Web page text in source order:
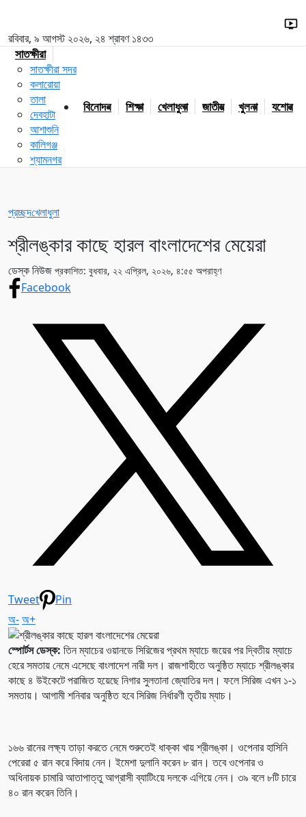
রবিবার, ৯ আগস্ট ২০২৬, ২৪ শ্রাবণ ১৪৩৩
সাতক্ষীরা
সাতক্ষীরা সদর
কলারোয়া
তালা
দেবহাটা
আশাশুনি
কালিগঞ্জ
শ্যামনগর
বিনোদন শিক্ষা খেলাধুলা জাতীয় খুলনা যশোর
প্রচ্ছদখেলাধুলা
শ্রীলঙ্কার কাছে হারল বাংলাদেশের মেয়েরা
ডেস্ক নিউজ প্রকাশিত: বুধবার, ২২ এপ্রিল, ২০২৬, ৪:৫৫ অপরাহ্ণ
Facebook
Tweet
Pin
অ-অ+
স্পোর্টস ডেস্ক: তিন ম্যাচের ওয়ানডে সিরিজের প্রথম ম্যাচে জয়ের পর দ্বিতীয় ম্যাচে
হেরে সমতায় নেমে এসেছে বাংলাদেশ নারী দল। রাজশাহীতে অনুষ্ঠিত ম্যাচে শ্রীলঙ্কার
কাছে ৪ উইকেটে পরাজিত হয়েছে নিগার সুলতানা জ্যোতির দল। ফলে সিরিজ এখন ১-১
সমতায়। আগামী শনিবার অনুষ্ঠিত হবে সিরিজ নির্ধারণী তৃতীয় ম্যাচ।
১৬৬ রানের লক্ষ্য তাড়া করতে নেমে শুরুতেই ধাক্কা খায় শ্রীলঙ্কা। ওপেনার হাসিনি
পেরেরা ৫ রান করে বিদায় নেন। ইমেশা দুলানি করেন ৮ রান। তবে ওপেনার ও
অধিনায়ক চামারি আতাপাত্তু আগ্রাসী ব্যাটিংয়ে দলকে এগিয়ে নেন। ৩৯ বলে ৮টি চারে
৪০ রান করেন তিনি।